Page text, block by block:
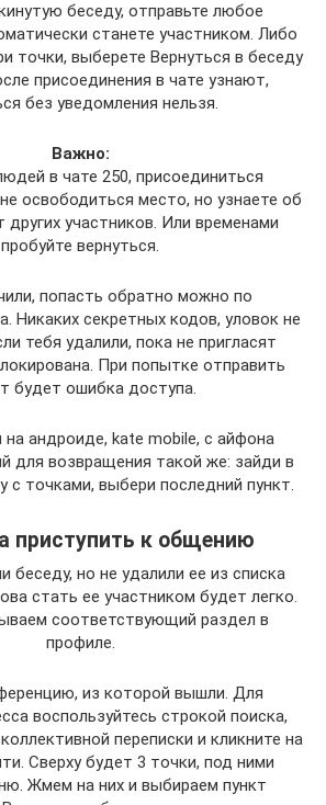
беседу, отправьте любое
станете участником. Либо
точки, выберете Вернуться в беседу
присоединения в чате узнают,
без уведомления нельзя.
Важно:
в чате 250, присоединиться
освободиться место, но узнаете об
участников. Или временами
пробуйте вернуться.
попасть обратно можно по
Никаких секретных кодов, уловок не
тебя удалили, пока не пригласят
При попытке отправить
будет ошибка доступа.
на андроиде, kate mobile, с айфона
для возвращения такой же: зайди в
с точками, выбери последний пункт.
приступить к общению
беседу, но не удалили ее из списка
стать ее участником будет легко.
соответствующий раздел в
профиле.
из которой вышли. Для
воспользуйтесь строкой поиска,
переписки и кликните на
Сверху будет 3 точки, под ними
Жмем на них и выбираем пункт